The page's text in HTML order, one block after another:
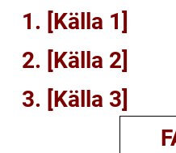
1. [Källa 1]
2. [Källa 2]
3. [Källa 3]